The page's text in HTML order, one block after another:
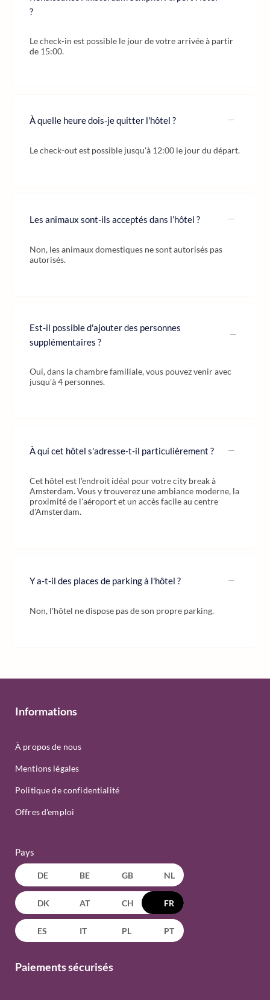
?
Le check-in est possible le jour de votre arrivée à partir
de 15:00.
À quelle heure dois-je quitter l'hôtel ?
Le check-out est possible jusqu'à 12:00 le jour du départ.
Les animaux sont-ils acceptés dans l’hôtel ?
Non, les animaux domestiques ne sont autorisés pas
autorisés.
Est-il possible d'ajouter des personnes
supplémentaires ?
Oui, dans la chambre familiale, vous pouvez venir avec
jusqu'à 4 personnes.
À qui cet hôtel s'adresse-t-il particulièrement ?
Cet hôtel est l'endroit idéal pour votre city break à
Amsterdam. Vous y trouverez une ambiance moderne, la
proximité de l'aéroport et un accès facile au centre
d'Amsterdam.
Y a-t-il des places de parking à l'hôtel ?
Non, l'hôtel ne dispose pas de son propre parking.
Informations
À propos de nous
Mentions légales
Politique de confidentialité
Offres d'emploi
Pays
DE BE GB NL
DK AT CH FR
ES IT PL PT
Paiements sécurisés